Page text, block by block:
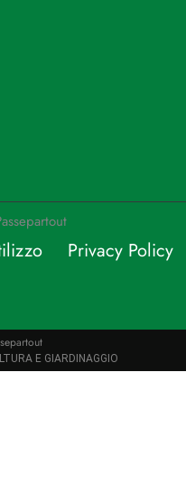
Privacy Policy
E GIARDINAGGIO